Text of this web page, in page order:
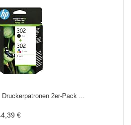
Druckerpatronen 2er-Pack ...
€